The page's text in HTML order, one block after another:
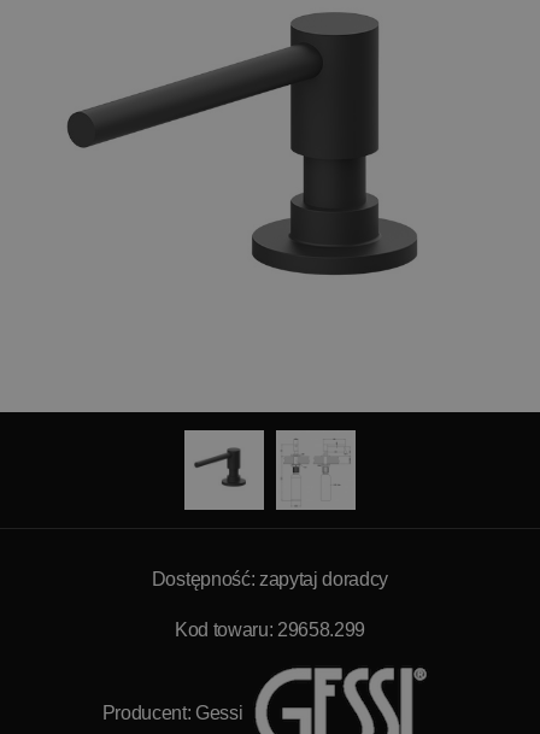
Dostępność: zapytaj doradcy
Kod towaru: 29658.299
Producent: Gessi